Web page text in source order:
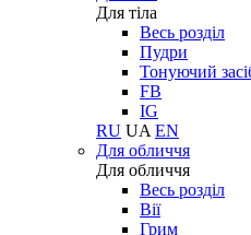
Для тіла
Весь розділ
Пудри
Тонуючий
FB
IG
RU UA EN
Для обличчя
Для обличчя
Весь розділ
Вії
Грим